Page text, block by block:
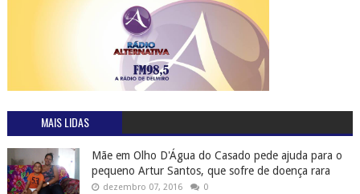
MAIS LIDAS
Mãe em Olho D'Água do Casado pede ajuda para o
pequeno Artur Santos, que sofre de doença rara
dezembro 07, 2016 0